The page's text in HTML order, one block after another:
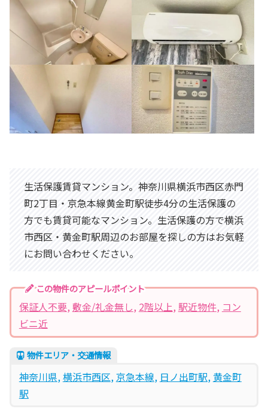
生活保護賃貸マンション。神奈川県横浜市西区赤門
町2丁目・京急本線黄金町駅徒歩4分の生活保護の
方でも賃貸可能なマンション。生活保護の方で横浜
市西区・黄金町駅周辺のお部屋を探しの方はお気軽
にお問い合わせください。
この物件のアピールポイント
保証人不要, 敷金/礼金無し, 2階以上, 駅近物件, コン
ビニ近
物件エリア・交通情報
神奈川県, 横浜市西区, 京急本線, 日ノ出町駅, 黄金町
駅